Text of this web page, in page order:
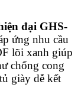
đại GHS-
ứng nhu cầu
lõi xanh giúp
chống cong
giày dễ kết